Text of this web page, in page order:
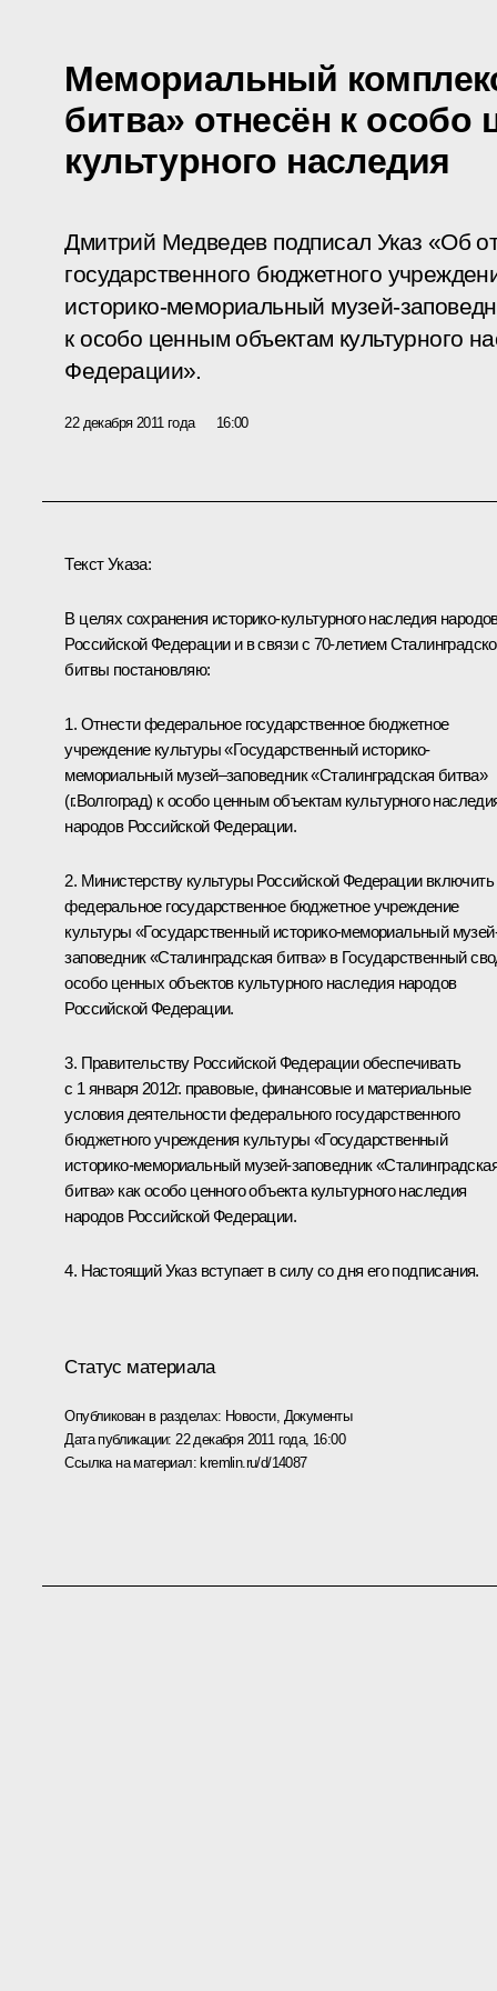
Мемориальный
битва» отнесён к
культурного наследия
Дмитрий Медведев подписал Указ «Об
государственного бюджетного
историко-мемориальный музей-
к особо ценным объектам культурного
Федерации».
22 декабря 2011 года 16:00
Текст Указа:
В целях сохранения историко-культурного наследия
Российской Федерации и в связи с 70-летием
битвы постановляю:
1. Отнести федеральное государственное бюджетное
учреждение культуры «Государственный историко-
мемориальный музей–заповедник «Сталинградская битва»
(г.Волгоград) к особо ценным объектам культурного
народов Российской Федерации.
2. Министерству культуры Российской Федерации включить
федеральное государственное бюджетное учреждение
культуры «Государственный историко-мемориальный
заповедник «Сталинградская битва» в Государственный
особо ценных объектов культурного наследия народов
Российской Федерации.
3. Правительству Российской Федерации обеспечивать
с 1 января 2012г. правовые, финансовые и материальные
условия деятельности федерального государственного
бюджетного учреждения культуры «Государственный
историко-мемориальный музей-заповедник
битва» как особо ценного объекта культурного наследия
народов Российской Федерации.
4. Настоящий Указ вступает в силу со дня его подписания.
Статус материала
Опубликован в разделах: Новости, Документы
Дата публикации: 22 декабря 2011 года, 16:00
Ссылка на материал: kremlin.ru/d/14087